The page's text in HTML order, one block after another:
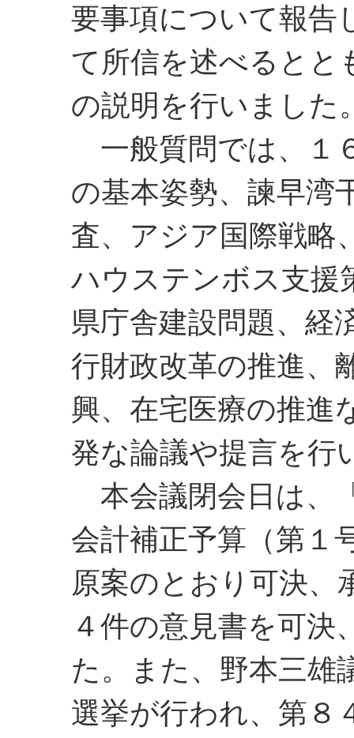
要事項について報告
て所信を述べるとと
の説明を行いました
一般質問では、１
の基本姿勢、諫早湾
査、アジア国際戦略
ハウステンボス支援
県庁舎建設問題、経
行財政改革の推進、
興、在宅医療の推進
発な論議や提言を行
本会議閉会日は、
会計補正予算（第１
原案のとおり可決、
４件の意見書を可決
た。また、野本三雄
選挙が行われ、第８